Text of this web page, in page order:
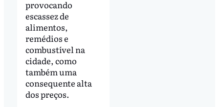
provocando
escassez de
alimentos,
remédios e
combustível na
cidade, como
também uma
consequente alta
dos preços.